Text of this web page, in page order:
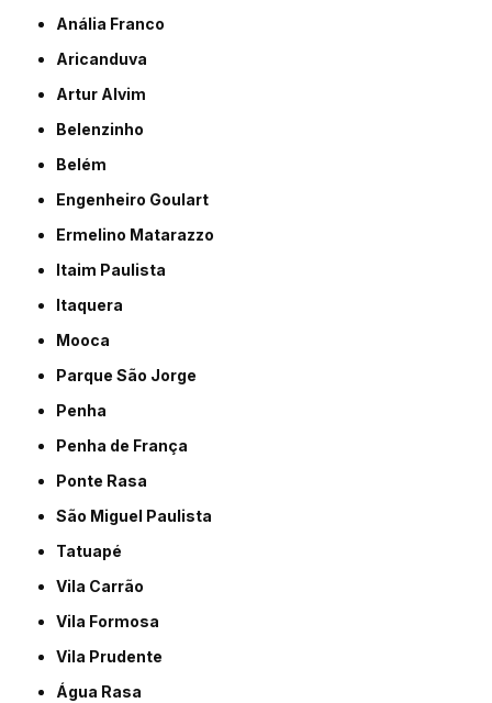
Anália Franco
Aricanduva
Artur Alvim
Belenzinho
Belém
Engenheiro Goulart
Ermelino Matarazzo
Itaim Paulista
Itaquera
Mooca
Parque São Jorge
Penha
Penha de França
Ponte Rasa
São Miguel Paulista
Tatuapé
Vila Carrão
Vila Formosa
Vila Prudente
Água Rasa